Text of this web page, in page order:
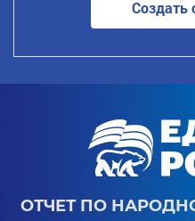
Создать
ОТЧЕТ ПО